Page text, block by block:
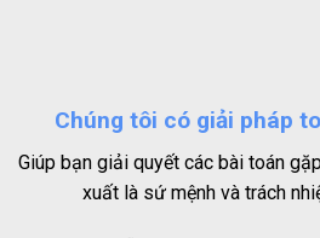
Chúng tôi có giải pháp
Giúp bạn giải quyết các bài toán
xuất là sứ mệnh và trách